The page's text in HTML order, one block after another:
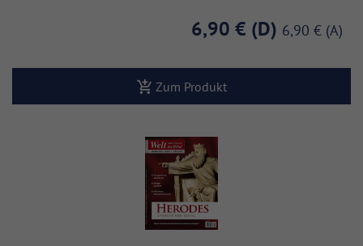
6,90 € 6,90 €
Zum Produkt